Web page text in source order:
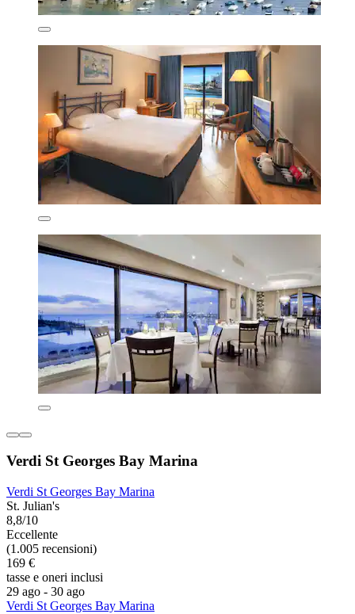
Verdi St Georges Bay Marina
Verdi St Georges Bay Marina
St. Julian's
8,8/10
Eccellente
(1.005 recensioni)
169 €
tasse e oneri inclusi
29 ago - 30 ago
Verdi St Georges Bay Marina